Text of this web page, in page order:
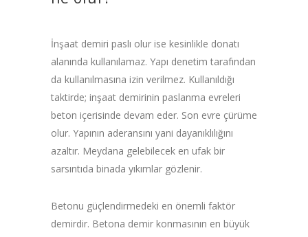
İnşaat demiri paslı olur ise kesinlikle donatı
alanında kullanılamaz. Yapı denetim tarafından
da kullanılmasına izin verilmez. Kullanıldığı
taktirde; inşaat demirinin paslanma evreleri
beton içerisinde devam eder. Son evre çürüme
olur. Yapının aderansını yani dayanıklılığını
azaltır. Meydana gelebilecek en ufak bir
sarsıntıda binada yıkımlar gözlenir.
Betonu güçlendirmedeki en önemli faktör
demirdir. Betona demir konmasının en büyük